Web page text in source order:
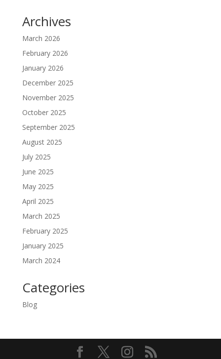
Archives
March 2026
February 2026
January 2026
December 2025
November 2025
October 2025
September 2025
August 2025
July 2025
June 2025
May 2025
April 2025
March 2025
February 2025
January 2025
March 2024
Categories
Blog